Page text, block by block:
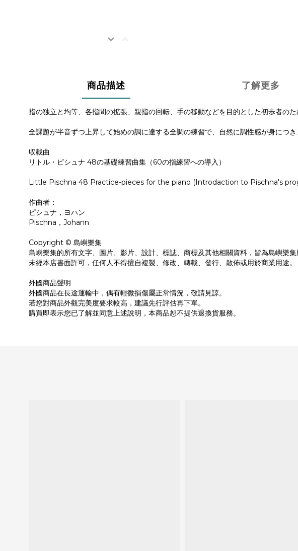
商品描述 了解更多
指の独立と均等、各指間の拡張、親指の回転、手の移動などを目的とした初歩者のた
全課題が半音ずつ上昇して始めの調に達する全調の練習で、自然に調性感が身につき
収載曲
リトル・ピシュナ 48の基礎練習曲集（60の指練習への導入）
Little Pischna 48 Practice-pieces for the piano (Introdaction to Pischna's
作曲者：
ピシュナ，ヨハン
Pischna，Johann
Copyright © 島嶼樂集
島嶼樂集的所有文字、圖片、影片、設計、標誌、商標及其他相關資料，皆為島嶼樂集
未經本店書面許可，任何人不得擅自複製、修改、轉載、發行、散佈或用於商業用途。
外國商品聲明
外國商品在長途運輸中，偶有輕微損傷屬正常情況，敬請見諒。
若您對商品外觀完美度要求較高，建議先行評估再下單。
購買即表示您已了解並同意上述說明，本商品恕不提供退換貨服務。